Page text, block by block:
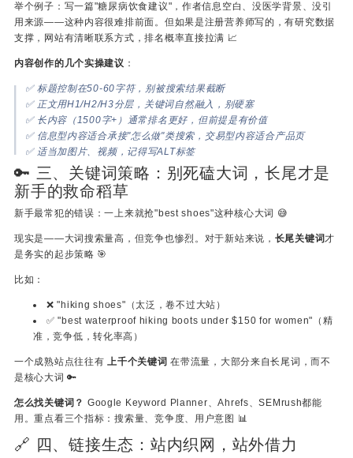
举个例子：写一篇"糖尿病饮食建议"，作者信息空白、没医学背景、没引
用来源——这种内容很难排前面。但如果是注册营养师写的，有研究数据
支撑，网站有清晰联系方式，排名概率直接拉满 📈
内容创作的几个实操建议 ：
✅ 标题控制在50-60字符，别被搜索结果截断
✅ 正文用H1/H2/H3分层，关键词自然融入，别硬塞
✅ 长内容（1500字+）通常排名更好，但前提是有价值
✅ 信息型内容适合承接"怎么做"类搜索，交易型内容适合产品页
✅ 适当加图片、视频，记得写ALT标签
🔑 三、关键词策略：别死磕大词，长尾才是
新手的救命稻草
新手最常犯的错误：一上来就抢"best shoes"这种核心大词 😅
现实是——大词搜索量高，但竞争也惨烈。对于新站来说， 长尾关键词才
是务实的起步策略 🎯
比如：
❌ "hiking shoes"（太泛，卷不过大站）
✅ "best waterproof hiking boots under $150 for women"（精
准，竞争低，转化率高）
一个成熟站点往往有 上千个关键词 在带流量，大部分来自长尾词，而不
是核心大词 🔑
怎么找关键词？ Google Keyword Planner、Ahrefs、SEMrush都能
用。重点看三个指标：搜索量、竞争度、用户意图 📊
🔗 四、链接生态：站内织网，站外借力